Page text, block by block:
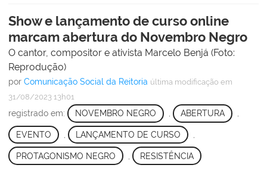
Show e lançamento de curso online
marcam abertura do Novembro Negro
O cantor, compositor e ativista Marcelo Benjá (Foto:
Reprodução)
por Comunicação Social da Reitoria última modificação em
31/08/2023 13h01
registrado em: NOVEMBRO NEGRO , ABERTURA ,
EVENTO LANÇAMENTO DE CURSO
PROTAGONISMO NEGRO RESISTÊNCIA